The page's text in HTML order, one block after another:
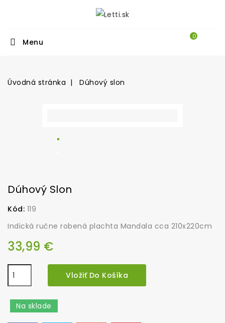
0
Menu
Úvodná stránka Dúhový slon
Dúhový Slon
Kód: 119
Indická ručne robená plachta Mandala cca 210x220cm
33,99 €
Vložiť Do Košíka
Na sklade